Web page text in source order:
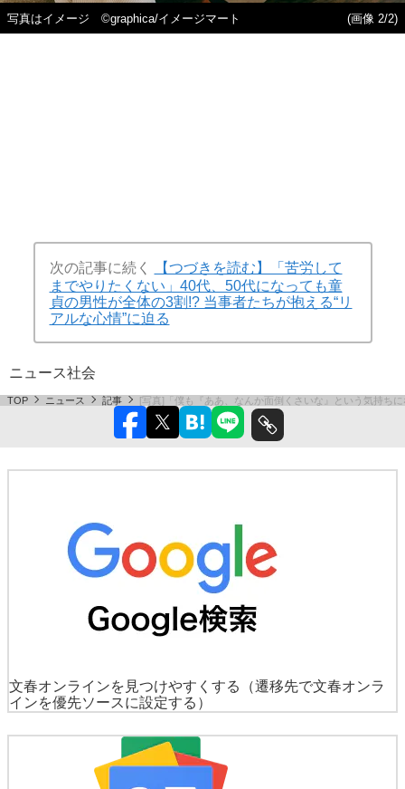
写真はイメージ ©graphica/イメージマート (画像 2/2)
次の記事に続く
【つづきを読む】「苦労して
までやりたくない」40代、50代になっても童
貞の男性が全体の3割!? 当事者たちが抱える“リ
アルな心情”に迫る
ニュース社会
TOP ニュース 記事 [写真]「僕も『ああ、なんか面倒くさいな』という気持ち
文春オンラインを見つけやすくする
（遷移先で文春オンラ
インを優先ソースに設定する）